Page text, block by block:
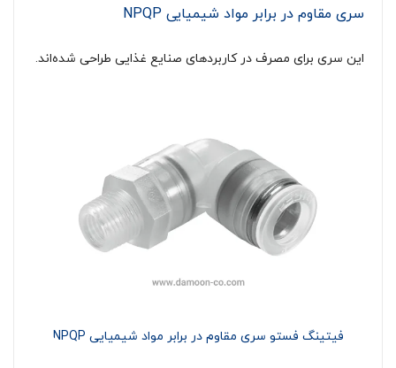
سری مقاوم در برابر مواد شیمیایی NPQP
این سری برای مصرف در کاربردهای صنایع غذایی طراحی شده‌اند.
فیتینگ فستو سری مقاوم در برابر مواد شیمیایی NPQP